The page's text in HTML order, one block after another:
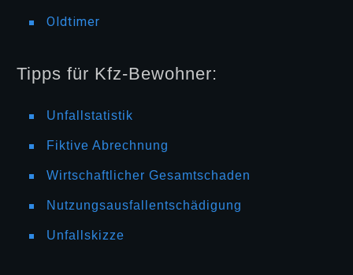
Oldtimer
Tipps für Kfz-Bewohner:
Unfallstatistik
Fiktive Abrechnung
Wirtschaftlicher Gesamtschaden
Nutzungsausfallentschädigung
Unfallskizze